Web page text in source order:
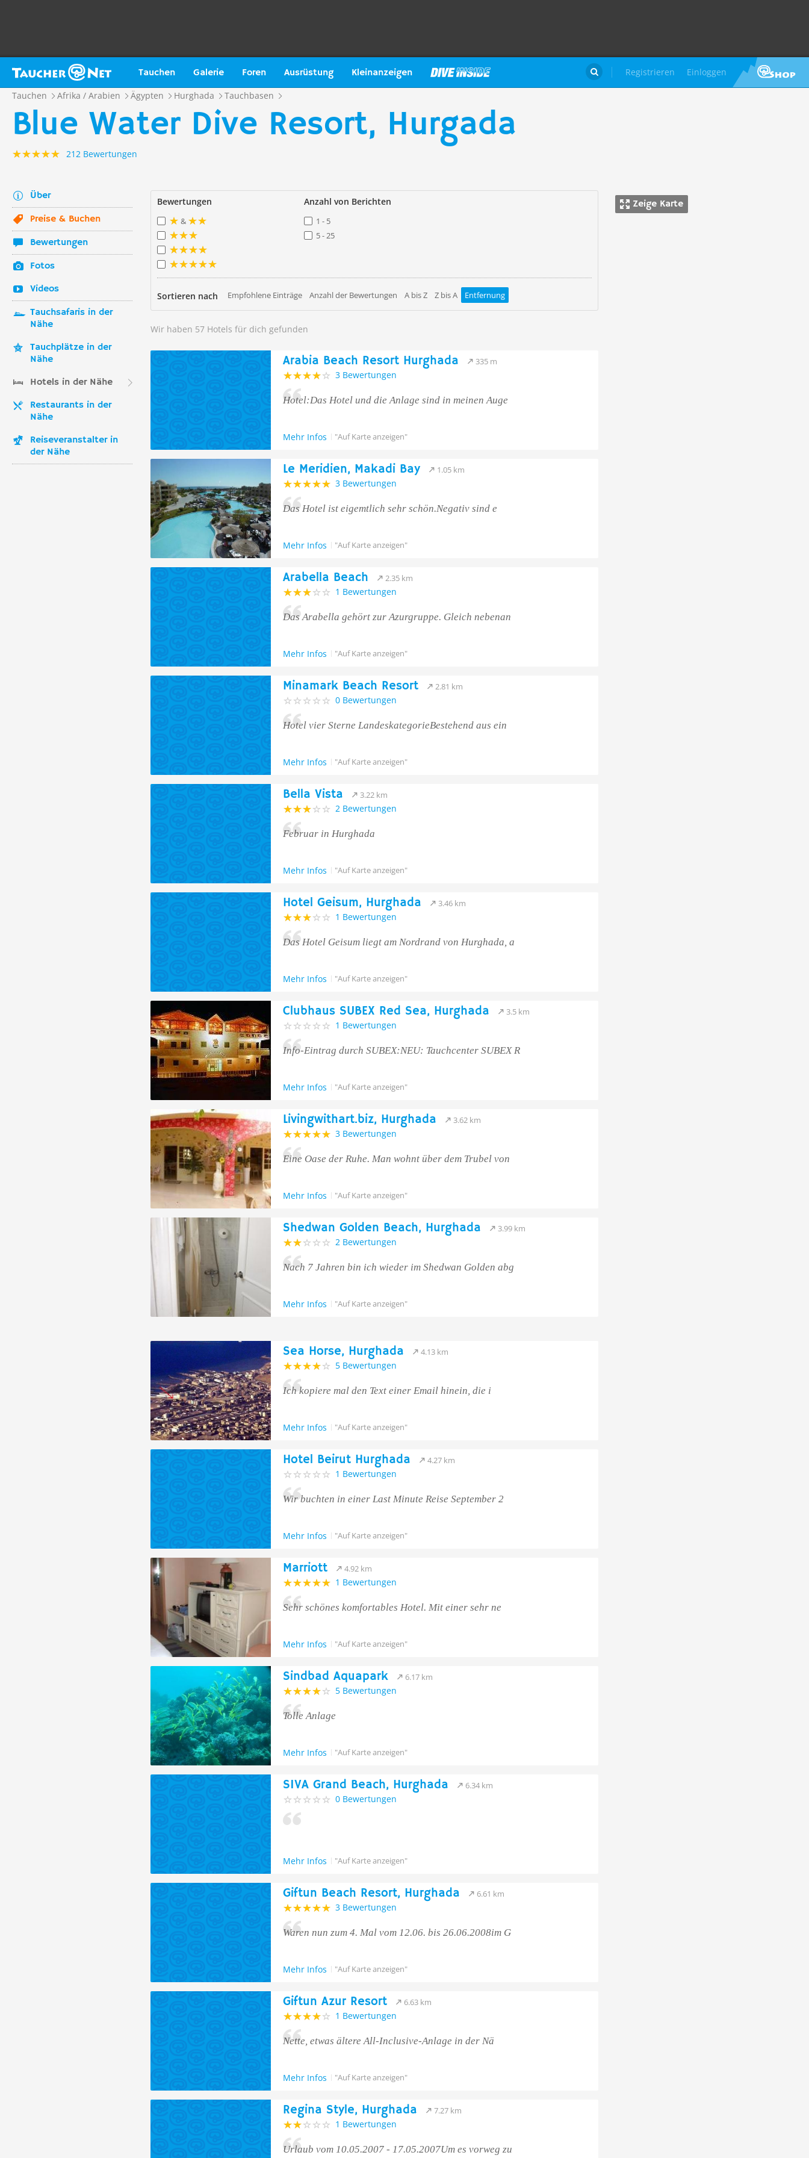
Tauchen Galerie Foren Ausrüstung Kleinanzeigen Registrieren Einloggen

Tauchen Afrika / Arabien Ägypten Hurghada Tauchbasen
Blue Water Dive Resort, Hurgada
212 Bewertungen
Über
Preise & Buchen
Bewertungen
Fotos
Videos
Tauchsafaris in der
Nähe
Tauchplätze in der
Nähe
Hotels in der Nähe
Restaurants in der
Nähe
Reiseveranstalter in
der Nähe
Zeige Karte
Bewertungen
&
Anzahl von Berichten
1 - 5
5 - 25
Sortieren nach Empfohlene Einträge Anzahl der Bewertungen A bis Z Z bis A Entfernung
Wir haben 57 Hotels für dich gefunden
Arabia Beach Resort Hurghada 335 m
3 Bewertungen
Hotel:Das Hotel und die Anlage sind in meinen Auge
Mehr Infos "Auf Karte anzeigen"
Le Meridien, Makadi Bay 1.05 km
3 Bewertungen
Das Hotel ist eigemtlich sehr schön.Negativ sind e
Mehr Infos "Auf Karte anzeigen"
Arabella Beach 2.35 km
1 Bewertungen
Das Arabella gehört zur Azurgruppe. Gleich nebenan
Mehr Infos "Auf Karte anzeigen"
Minamark Beach Resort 2.81 km
0 Bewertungen
Hotel vier Sterne LandeskategorieBestehend aus ein
Mehr Infos "Auf Karte anzeigen"
Bella Vista 3.22 km
2 Bewertungen
Februar in Hurghada
Mehr Infos "Auf Karte anzeigen"
Hotel Geisum, Hurghada 3.46 km
1 Bewertungen
Das Hotel Geisum liegt am Nordrand von Hurghada, a
Mehr Infos "Auf Karte anzeigen"
Clubhaus SUBEX Red Sea, Hurghada 3.5 km
1 Bewertungen
Info-Eintrag durch SUBEX:NEU: Tauchcenter SUBEX R
Mehr Infos "Auf Karte anzeigen"
Livingwithart.biz, Hurghada 3.62 km
3 Bewertungen
Eine Oase der Ruhe. Man wohnt über dem Trubel von
Mehr Infos "Auf Karte anzeigen"
Shedwan Golden Beach, Hurghada 3.99 km
2 Bewertungen
Nach 7 Jahren bin ich wieder im Shedwan Golden abg
Mehr Infos "Auf Karte anzeigen"
Sea Horse, Hurghada 4.13 km
5 Bewertungen
Ich kopiere mal den Text einer Email hinein, die i
Mehr Infos "Auf Karte anzeigen"
Hotel Beirut Hurghada 4.27 km
1 Bewertungen
Wir buchten in einer Last Minute Reise September 2
Mehr Infos "Auf Karte anzeigen"
Marriott 4.92 km
1 Bewertungen
Sehr schönes komfortables Hotel. Mit einer sehr ne
Mehr Infos "Auf Karte anzeigen"
Sindbad Aquapark 6.17 km
5 Bewertungen
Tolle Anlage
Mehr Infos "Auf Karte anzeigen"
SIVA Grand Beach, Hurghada 6.34 km
0 Bewertungen
Mehr Infos "Auf Karte anzeigen"
Giftun Beach Resort, Hurghada 6.61 km
3 Bewertungen
Waren nun zum 4. Mal vom 12.06. bis 26.06.2008im G
Mehr Infos "Auf Karte anzeigen"
Giftun Azur Resort 6.63 km
1 Bewertungen
Nette, etwas ältere All-Inclusive-Anlage in der Nä
Mehr Infos "Auf Karte anzeigen"
Regina Style, Hurghada 7.27 km
1 Bewertungen
Urlaub vom 10.05.2007 - 17.05.2007Um es vorweg zu